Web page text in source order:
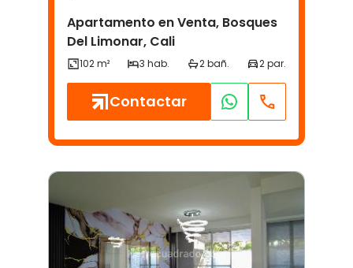
Apartamento en Venta, Bosques
Del Limonar, Cali
Contactar